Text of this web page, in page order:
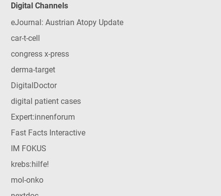
Digital Channels
eJournal: Austrian Atopy Update
car-t-cell
congress x-press
derma-target
DigitalDoctor
digital patient cases
Expert:innenforum
Fast Facts Interactive
IM FOKUS
krebs:hilfe!
mol-onko